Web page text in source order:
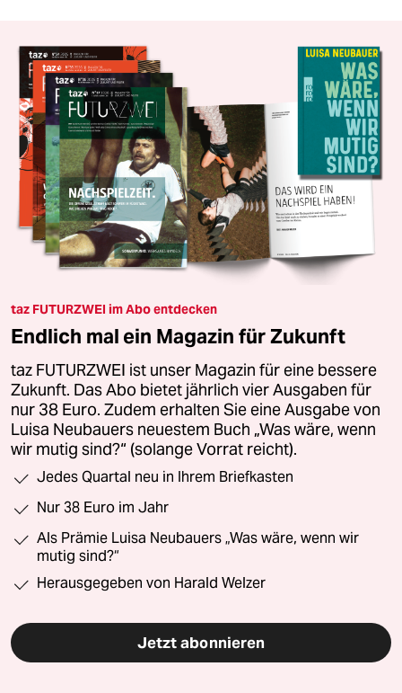
taz FUTURZWEI im Abo entdecken
Endlich mal ein Magazin für Zukunft
taz FUTURZWEI ist unser Magazin für eine bessere
Zukunft. Das Abo bietet jährlich vier Ausgaben für
nur 38 Euro. Zudem erhalten Sie eine Ausgabe von
Luisa Neubauers neuestem Buch „Was wäre, wenn
wir mutig sind?“ (solange Vorrat reicht).
Jedes Quartal neu in Ihrem Briefkasten
Nur 38 Euro im Jahr
Als Prämie Luisa Neubauers „Was wäre, wenn wir
mutig sind?“
Herausgegeben von Harald Welzer
Jetzt abonnieren